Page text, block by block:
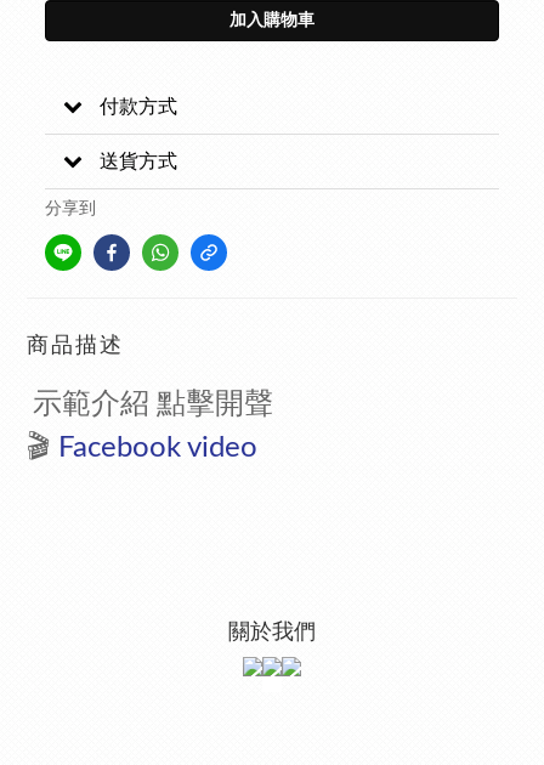
加入購物車
付款方式
送貨方式
分享到
商品描述
示範介紹 點擊開聲
🎬 Facebook video
關於我們